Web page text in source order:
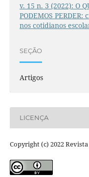
v. 15 n. 3 (2022): O
PODEMOS
nos cotidianos
SEÇÃO
Artigos
LICENÇA
Copyright (c) 2022